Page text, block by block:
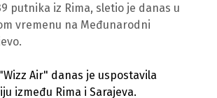
putnika iz Rima, sletio je danas u
vremenu na Međunarodni
Air" danas je uspostavila
između Rima i Sarajeva.